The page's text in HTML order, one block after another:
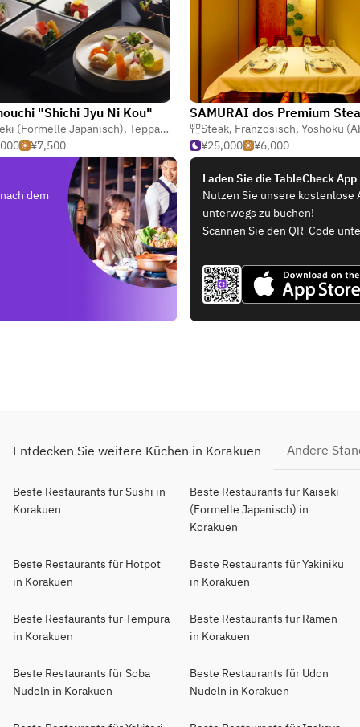
,Steak
"Shichi Jyu Ni Kou"
(Formelle Japanisch), Teppanyaki
¥7,500
Steak, Französisch, Yoshoku
¥25,000
¥6,000
dem
Laden Sie die TableCheck
Nutzen Sie unsere kostenlose
unterwegs zu buchen!
Scannen Sie den QR-Code
Entdecken Sie weitere Küchen in Korakuen Andere
Beste Restaurants für Sushi in
Korakuen
Beste Restaurants für Kaiseki
(Formelle Japanisch) in
Korakuen
Beste Restaurants für Hotpot
in Korakuen
Beste Restaurants für Yakiniku
in Korakuen
Beste Restaurants für Tempura
in Korakuen
Beste Restaurants für Ramen
in Korakuen
Beste Restaurants für Soba
Nudeln in Korakuen
Beste Restaurants für Udon
Nudeln in Korakuen